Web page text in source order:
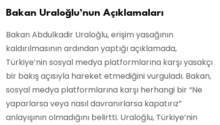
Bakan Uraloğlu’nun Açıklamaları
Bakan Abdulkadir Uraloğlu, erişim yasağının
kaldırılmasının ardından yaptığı açıklamada,
Türkiye’nin sosyal medya platformlarına karşı yasakçı
bir bakış açısıyla hareket etmediğini vurguladı. Bakan,
sosyal medya platformlarına karşı herhangi bir “Ne
yaparlarsa veya nasıl davranırlarsa kapatırız”
anlayışının olmadığını belirtti. Uraloğlu, Türkiye’nin